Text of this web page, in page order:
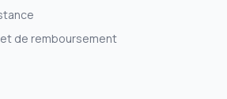
de remboursement